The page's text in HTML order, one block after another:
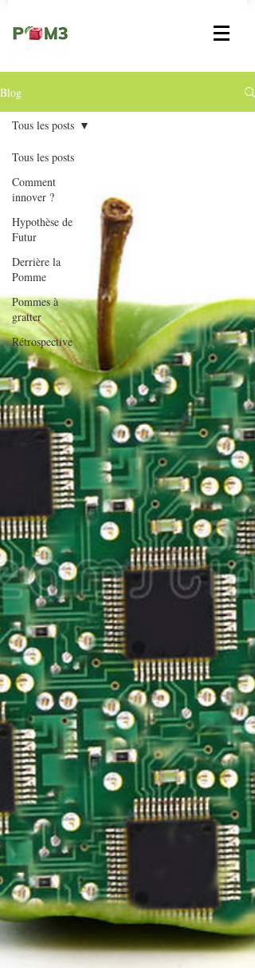
Blog
Tous les posts
Comment
innover ?
Hypothèse de
Futur
Derrière la
Pomme
Pommes à
gratter
Rétrospective
Tous les posts